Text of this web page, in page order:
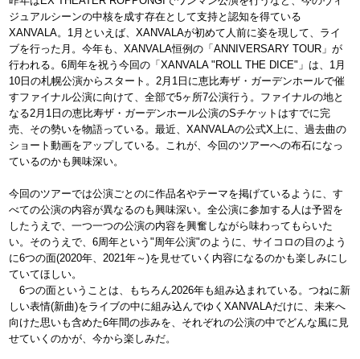
ジュアルシーンの中核を成す存在として支持と認知を得ている
XANVALA。1月といえば、XANVALAが初めて人前に姿を現して、ライ
ブを行った月。今年も、XANVALA恒例の「ANNIVERSARY TOUR」が
行われる。6周年を祝う今回の「XANVALA "ROLL THE DICE"」は、1月
10日の札幌公演からスタート。2月1日に恵比寿ザ・ガーデンホールで催
すファイナル公演に向けて、全部で5ヶ所7公演行う。ファイナルの地と
なる2月1日の恵比寿ザ・ガーデンホール公演のSチケットはすでに完
売、その勢いを物語っている。最近、XANVALAの公式X上に、過去曲の
ショート動画をアップしている。これが、今回のツアーへの布石になっ
ているのかも興味深い。
今回のツアーでは公演ごとのに作品名やテーマを掲げているように、す
べての公演の内容が異なるのも興味深い。全公演に参加する人は予習を
したうえで、一つ一つの公演の内容を興奮しながら味わってもらいた
い。そのうえで、6周年という"周年公演"のように、サイコロの目のよう
に6つの面(2020年、2021年～)を見せていく内容になるのかも楽しみにし
ていてほしい。
6つの面ということは、もちろん2026年も組み込まれている。つねに新
しい表情(新曲)をライブの中に組み込んでゆくXANVALAだけに、未来へ
向けた思いも含めた6年間の歩みを、それぞれの公演の中でどんな風に見
せていくのかが、今から楽しみだ。